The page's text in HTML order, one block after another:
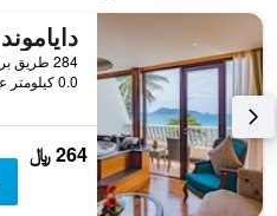
0.0 كيلومتر عن وسط المدينة
264 ﷼